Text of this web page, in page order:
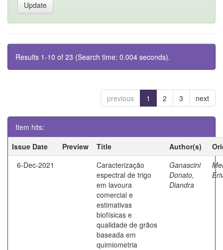
Results 1-10 of 23 (Search time: 0.004 seconds).
previous 1 2 3 next
Item hits:
Issue Date
Preview Title Author(s)
6-Dec-2021
Caracterização
espectral de trigo
em lavoura
comercial e
estimativas
biofísicas e
qualidade de grãos
baseada em
quimiometria
Ganascini
Donato,
Diandra